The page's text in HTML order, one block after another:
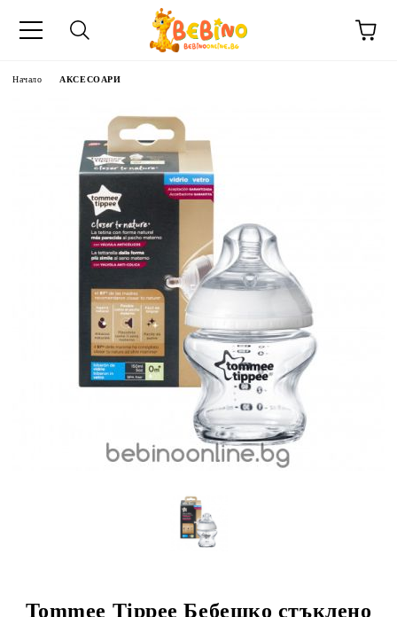
Начало АКСЕСОАРИ
Tommee Tippee Бебешко стъклено